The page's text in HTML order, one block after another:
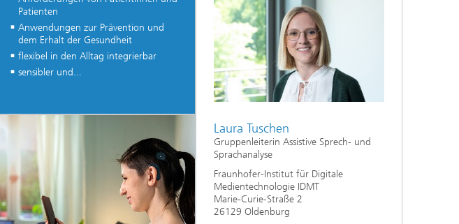
Patienten
Anwendungen zur Prävention und
dem Erhalt der Gesundheit
flexibel in den Alltag integrierbar
sensibler und...
Laura Tuschen
Gruppenleiterin Assistive Sprech- und
Sprachanalyse
Fraunhofer-Institut für Digitale
Medientechnologie IDMT
Marie-Curie-Straße 2
26129 Oldenburg